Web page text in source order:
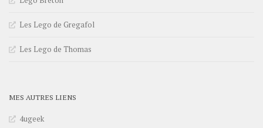
Les Lego de Gregafol
Les Lego de Thomas
MES AUTRES LIENS
4ugeek